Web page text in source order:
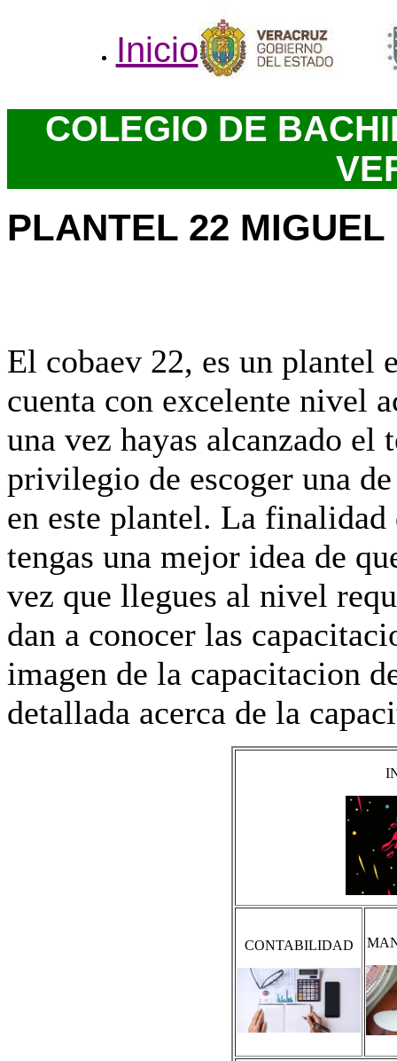
Inicio
COLEGIO DE
PLANTEL 22
El cobaev 22, es un plantel
cuenta con excelente nivel
una vez hayas alcanzado el
privilegio de escoger una
en este plantel. La finalidad
tengas una mejor idea de
vez que llegues al nivel
dan a conocer las
imagen de la capacitacion
detallada acerca de la
CONTABILIDAD